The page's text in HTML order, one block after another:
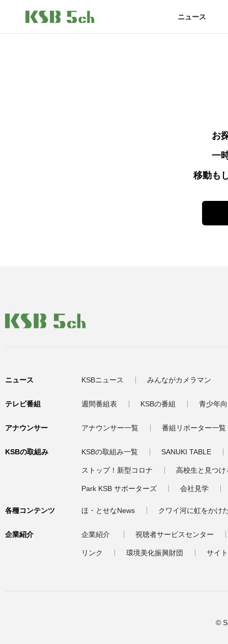
ニュース
お
一
移動も
ニュース KSBニュース みんながカメラマン
テレビ番組 週間番組表 KSBの番組 青少年
アナウンサー アナウンサー一覧 番組リポーター一覧
KSBの取組み KSBの取組み一覧 SANUKI TABLE
ストップ！新型コロナ 高校生と見つ
Park KSB サポーターズ 会社見学
各種コンテンツ ほ・とせなNews クワイ河に虹をかけ
企業紹介 企業紹介 視聴者サービスセンター
リンク 環境美化振興財団 サイ
©